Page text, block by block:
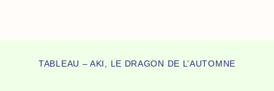
TABLEAU – AKI, LE DRAGON DE L’AUTOMNE